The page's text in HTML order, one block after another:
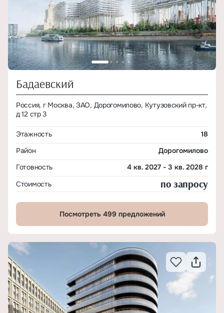
Бадаевский
Россия, г Москва, ЗАО, Дорогомилово, Кутузовский пр-кт,
д 12 стр 3
Этажность
18
Район
Дорогомилово
Готовность
4 кв. 2027 - 3 кв. 2028 г
Стоимость
по запросу
Посмотреть 499 предложений